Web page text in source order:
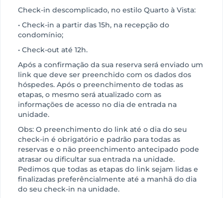
Check-in descomplicado, no estilo Quarto à Vista:
• Check-in a partir das 15h, na recepção do
condomínio;
• Check-out até 12h.
Após a confirmação da sua reserva será enviado um
link que deve ser preenchido com os dados dos
hóspedes. Após o preenchimento de todas as
etapas, o mesmo será atualizado com as
informações de acesso no dia de entrada na
unidade.
Obs: O preenchimento do link até o dia do seu
check-in é obrigatório e padrão para todas as
reservas e o não preenchimento antecipado pode
atrasar ou dificultar sua entrada na unidade.
Pedimos que todas as etapas do link sejam lidas e
finalizadas preferêncialmente até a manhã do dia
do seu check-in na unidade.